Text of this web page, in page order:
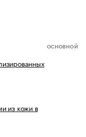
ОСНОВНОЙ
из кожи в